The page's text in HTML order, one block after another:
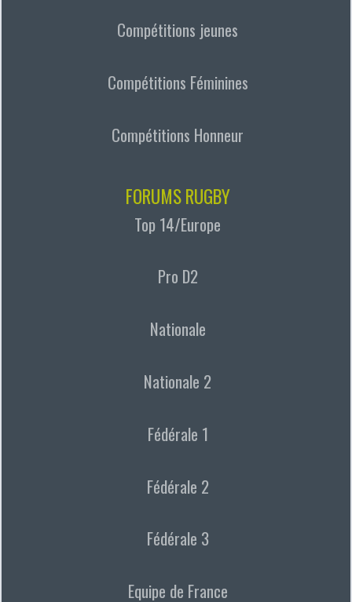
Compétitions jeunes
Compétitions Féminines
Compétitions Honneur
FORUMS RUGBY
Top 14/Europe
Pro D2
Nationale
Nationale 2
Fédérale 1
Fédérale 2
Fédérale 3
Equipe de France